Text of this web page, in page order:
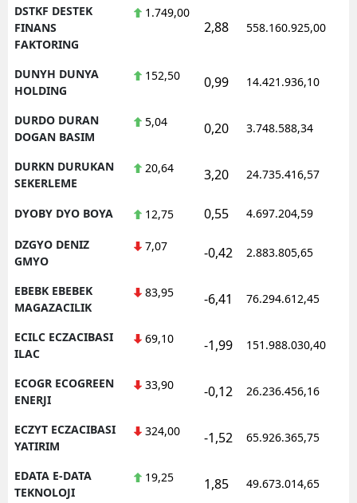
DSTKF DESTEK
FINANS
FAKTORING
1.749,00
2,88 558.160.925,00
DUNYH DUNYA
HOLDING
152,50 0,99 14.421.936,10
DURDO DURAN
DOGAN BASIM
5,04 0,20 3.748.588,34
DURKN DURUKAN
SEKERLEME
20,64 3,20 24.735.416,57
DYOBY DYO BOYA 12,75 0,55 4.697.204,59
DZGYO DENIZ
GMYO
7,07 -0,42 2.883.805,65
EBEBK EBEBEK
MAGAZACILIK
83,95 -6,41 76.294.612,45
ECILC ECZACIBASI
ILAC
69,10 -1,99 151.988.030,40
ECOGR ECOGREEN
ENERJI
33,90 -0,12 26.236.456,16
ECZYT ECZACIBASI
YATIRIM
324,00 -1,52 65.926.365,75
EDATA E-DATA
TEKNOLOJI
19,25 1,85 49.673.014,65